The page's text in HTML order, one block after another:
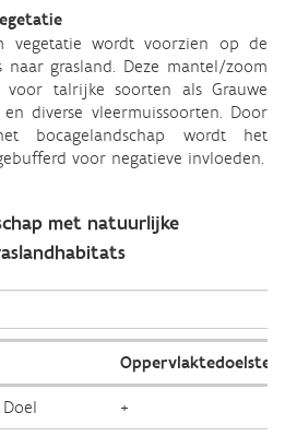
vegetatie wordt voorzien op de
naar grasland. Deze mantel/zoom
voor talrijke soorten als Grauwe
diverse vleermuissoorten. Door
bocagelandschap wordt het
voor negatieve invloeden.
met natuurlijke
Doel
+